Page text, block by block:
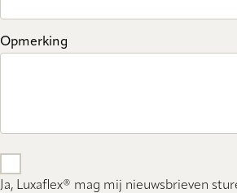
Opmerking
Ja, Luxaflex® mag mij nieuwsbrieven